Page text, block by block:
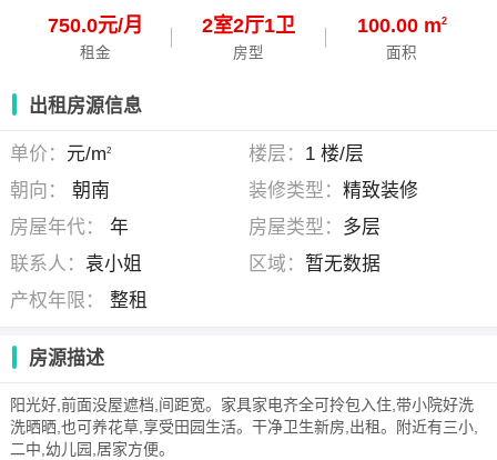
750.0元/月
租金
2室2厅1卫
房型
100.00 m2
面积
出租房源信息
单价： 元/m2 楼层： 1 楼/层
朝向：
朝南 装修类型： 精致装修
房屋年代：
年 房屋类型： 多层
联系人：袁小姐 区域： 暂无数据
产权年限：
整租
房源描述
阳光好,前面没屋遮档,间距宽。家具家电齐全可拎包入住,带小院好洗
洗晒晒,也可养花草,享受田园生活。干净卫生新房,出租。附近有三小,
二中,幼儿园,居家方便。